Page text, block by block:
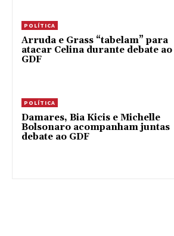
POLÍTICA
Arruda e Grass “tabelam” para
atacar Celina durante debate ao
GDF
POLÍTICA
Damares, Bia Kicis e Michelle
Bolsonaro acompanham juntas
debate ao GDF